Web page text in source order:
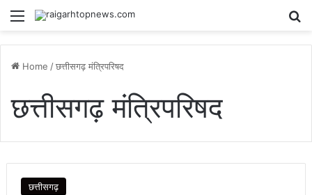
Menu
Home /छत्तीसगढ़ मंत्रिपरिषद
छत्तीसगढ़ मंत्रिपरिषद
छत्तीसगढ़